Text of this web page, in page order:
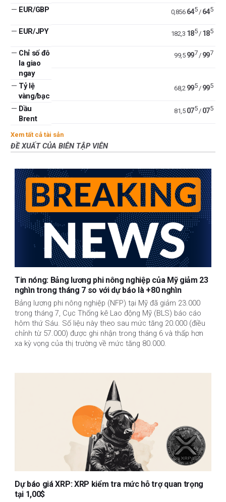
— EUR/GBP 0,856 645/ 645
— EUR/JPY 182,3 185/ 185
— Chỉ số đô
la giao
ngay
99,5 997 / 997
— Tỷ lệ
vàng/bạc
68,2 995/ 995
— Dầu
Brent
81,5 075/ 075
Xem tất cả tài sản
ĐỀ XUẤT CỦA BIÊN TẬP VIÊN
Tin nóng: Bảng lương phi nông nghiệp của Mỹ giảm 23
nghìn trong tháng 7 so với dự báo là +80 nghìn
Bảng lương phi nông nghiệp (NFP) tại Mỹ đã giảm 23.000
trong tháng 7, Cục Thống kê Lao động Mỹ (BLS) báo cáo
hôm thứ Sáu. Số liệu này theo sau mức tăng 20.000 (điều
chỉnh từ 57.000) được ghi nhận trong tháng 6 và thấp hơn
xa kỳ vọng của thị trường về mức tăng 80.000.
Dự báo giá XRP: XRP kiểm tra mức hỗ trợ quan trọng
tại 1,00$